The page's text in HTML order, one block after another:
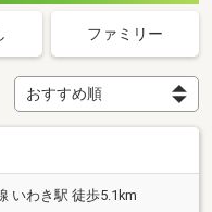
ファミリー
いわき駅 徒歩5.1km